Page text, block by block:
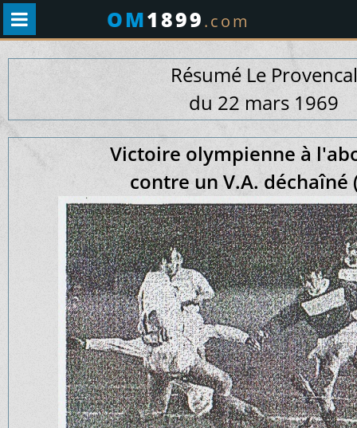
OM1899.com
Résumé Le Provencal
du 22 mars 1969
Victoire olympienne à
contre un V.A. déchaîné